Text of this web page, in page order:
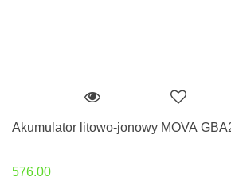
Akumulator litowo-jonowy MOVA
576.00